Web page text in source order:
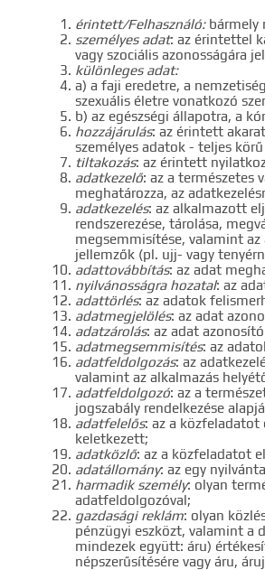
érintett/Felhasználó:bármely
személyes adat: az érintettel
vagy szociális azonosságára
különleges adat:
a) a faji eredetre, a
szexuális életre vonatkozó
b) az egészségi állapotra, a
hozzájárulás: az érintett
személyes adatok - teljes
tiltakozás: az érintett
adatkezelő: az a természetes
meghatározza, az
adatkezelés: az alkalmazott
rendszerezése, tárolása,
megsemmisítése, valamint
jellemzők (pl. ujj- vagy
adattovábbítás: az adat
nyilvánosságra hozatal: az
adattörlés: az adatok
adatmegjelölés: az adat
adatzárolás: az adat
adatmegsemmisítés: az
adatfeldolgozás: az
valamint az alkalmazás
adatfeldolgozó: az a
jogszabály rendelkezése
adatfelelős: az a közfeladatot
keletkezett;
adatközlő: az a közfeladatot
adatállomány: az egy
harmadik személy: olyan
adatfeldolgozóval;
gazdasági reklám: olyan
pénzügyi eszközt, valamint a
mindezek együtt: áru)
népszerűsítésére vagy áru,